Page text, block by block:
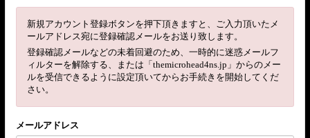
新規アカウント登録ボタンを押下頂きますと、ご入力頂いたメ
ールアドレス宛に登録確認メールをお送り致します。
登録確認メールなどの未着回避のため、一時的に迷惑メールフ
ィルターを解除する、または「themicrohead4ns.jp」からのメー
ルを受信できるように設定頂いてからお手続きを開始してくだ
さい。
メールアドレス